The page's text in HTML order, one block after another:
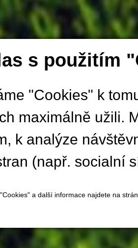
s použitím
"Cookies" k
maximálně užili.
k analýze
(např. socialní
a další informace najdete na